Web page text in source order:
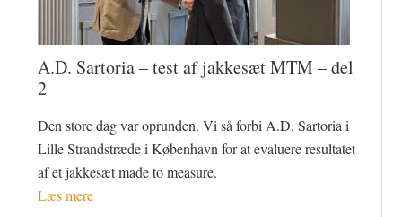
A.D. Sartoria – test af jakkesæt MTM – del
2
Den store dag var oprunden. Vi så forbi A.D. Sartoria i
Lille Strandstræde i København for at evaluere resultatet
af et jakkesæt made to measure.
Læs mere